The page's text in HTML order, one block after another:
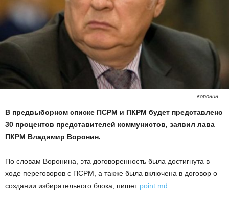
воронин
В предвыборном списке ПСРМ и ПКРМ будет представлено
30 процентов представителей коммунистов, заявил лава
ПКРМ Владимир Воронин.
По словам Воронина, эта договоренность была достигнута в
ходе переговоров с ПСРМ, а также была включена в договор о
создании избирательного блока, пишет point.md